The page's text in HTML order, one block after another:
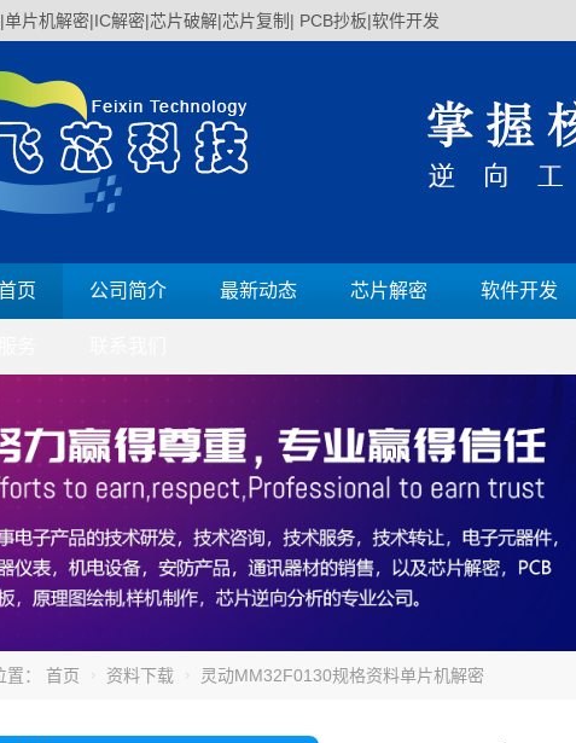
单片机解密|IC解密|芯片破解|芯片复制| PCB抄板|软件开发
页 公司简介 最新动态 芯片解密 软件开发
置： 首页 资料下载 灵动MM32F0130规格资料单片机解密